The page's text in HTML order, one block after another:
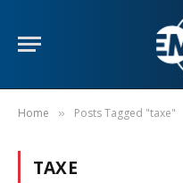
Home » Posts Tagged "taxe"
TAXE